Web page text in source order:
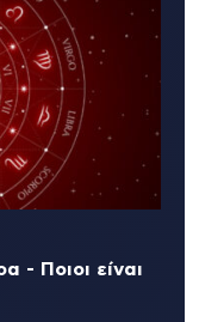
- Ποιοι είναι